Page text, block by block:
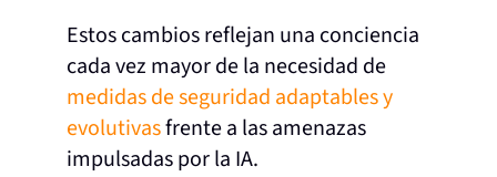
Estos cambios reflejan una conciencia
cada vez mayor de la necesidad de
medidas de seguridad adaptables y
evolutivasfrente a las amenazas
impulsadas por la IA.